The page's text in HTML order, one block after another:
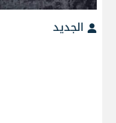
الجديد